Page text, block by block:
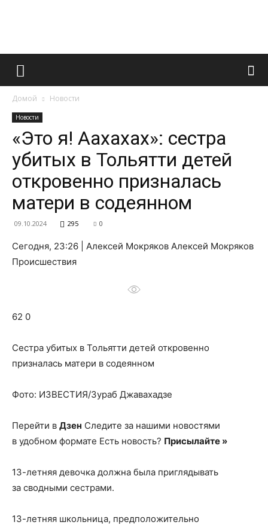
Французский
и
Домой Новости
Новости
«Это я! Аахахах»: сестра
убитых в Тольятти детей
откровенно призналась
матери в содеянном
09.10.2024 295 0
Сегодня, 23:26 | Алексей Мокряков Алексей Мокряков
Происшествия
62 0
Сестра убитых в Тольятти детей откровенно
призналась матери в содеянном
Фото: ИЗВЕСТИЯ/Зураб Джавахадзе
Перейти в Дзен Следите за нашими новостями
в удобном формате Есть новость? Присылайте »
13-летняя девочка должна была приглядывать
за сводными сестрами.
13-летняя школьница, предположительно